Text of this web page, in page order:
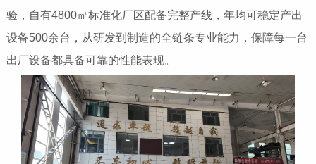
验，自有4800㎡标准化厂区配备完整产线，年均可稳定产出
设备500余台，从研发到制造的全链条专业能力，保障每一台
出厂设备都具备可靠的性能表现。